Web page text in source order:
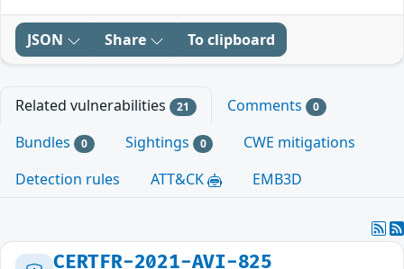
JSON Share To clipboard
Related vulnerabilities 21 Comments 0
Bundles 0 Sightings 0
CWE mitigations
Detection rules
ATT&CK EMB3D
CERTFR-2021-AVI-825